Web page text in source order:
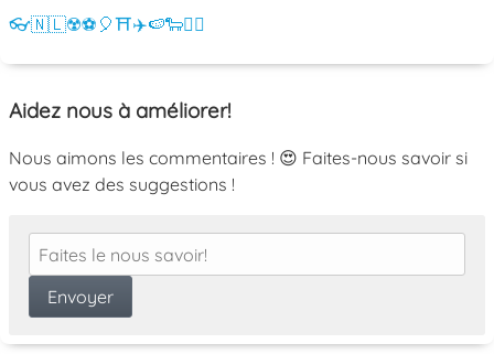
👓🇳🇱☢️⚽ 🎈⛩️✈️🍉🐑💁‍♀️
Aidez nous à améliorer!
Nous aimons les commentaires ! 😍 Faites-nous savoir si
vous avez des suggestions !